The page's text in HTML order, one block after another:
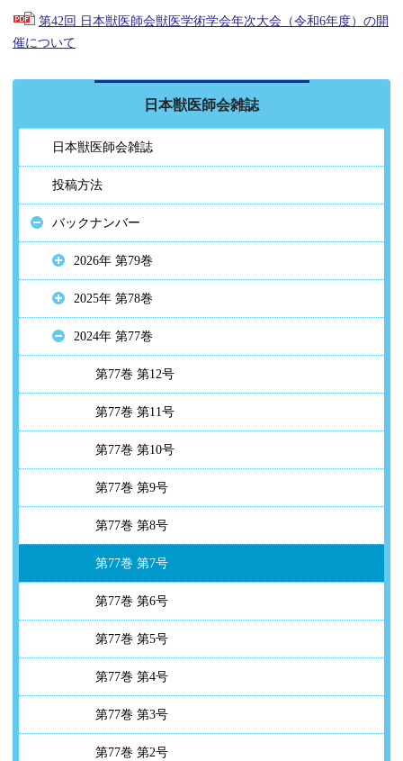
第42回 日本獣医師会獣医学術学会年次大会（令和6年度）の開
催について
日本獣医師会雑誌
日本獣医師会雑誌
投稿方法
バックナンバー
2026年 第79巻
2025年 第78巻
2024年 第77巻
第77巻 第12号
第77巻 第11号
第77巻 第10号
第77巻 第9号
第77巻 第8号
第77巻 第7号
第77巻 第6号
第77巻 第5号
第77巻 第4号
第77巻 第3号
第77巻 第2号